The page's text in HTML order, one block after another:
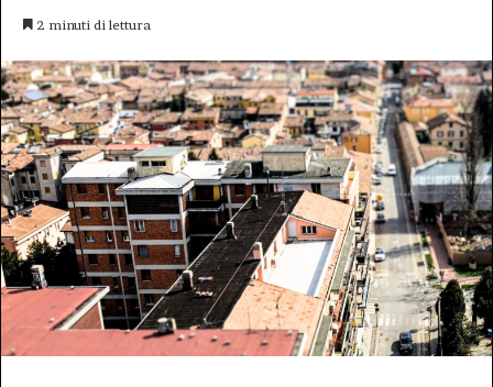
2 minuti di lettura